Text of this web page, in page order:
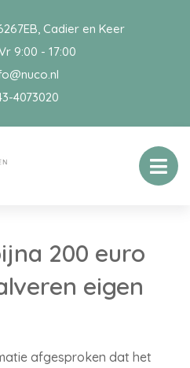
Cadier en Keer
9:00 - 17:00
4073020
200 euro
eigen
afgesproken dat het